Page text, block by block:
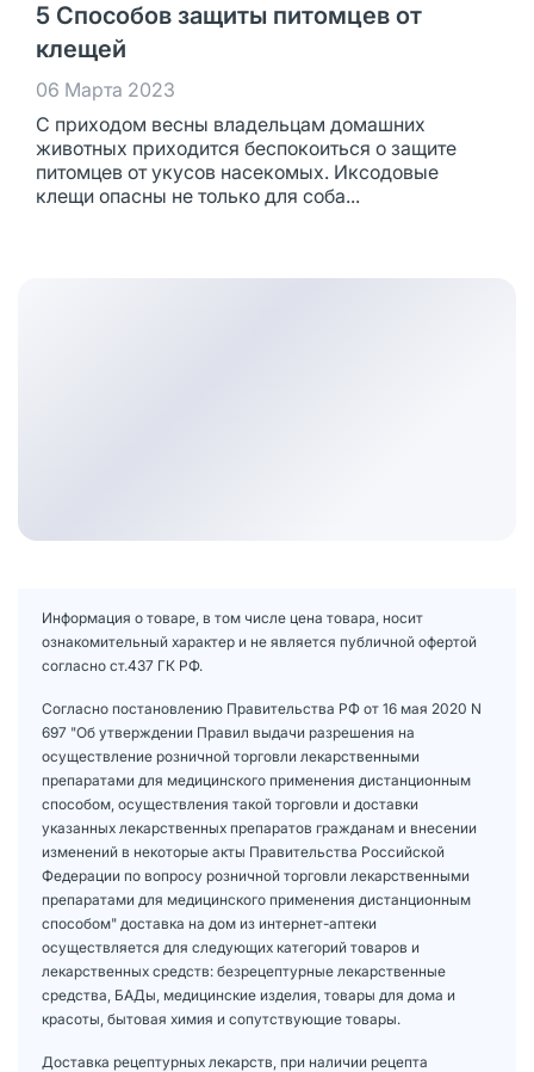
5 Способов защиты питомцев от
клещей
06 Марта 2023
С приходом весны владельцам домашних
животных приходится беспокоиться о защите
питомцев от укусов насекомых. Иксодовые
клещи опасны не только для соба...
Информация о товаре, в том числе цена товара, носит
ознакомительный характер и не является публичной офертой
согласно ст.437 ГК РФ.
Согласно постановлению Правительства РФ от 16 мая 2020 N
697 "Об утверждении Правил выдачи разрешения на
осуществление розничной торговли лекарственными
препаратами для медицинского применения дистанционным
способом, осуществления такой торговли и доставки
указанных лекарственных препаратов гражданам и внесении
изменений в некоторые акты Правительства Российской
Федерации по вопросу розничной торговли лекарственными
препаратами для медицинского применения дистанционным
способом" доставка на дом из интернет-аптеки
осуществляется для следующих категорий товаров и
лекарственных средств: безрецептурные лекарственные
средства, БАДы, медицинские изделия, товары для дома и
красоты, бытовая химия и сопутствующие товары.
Доставка рецептурных лекарств, при наличии рецепта